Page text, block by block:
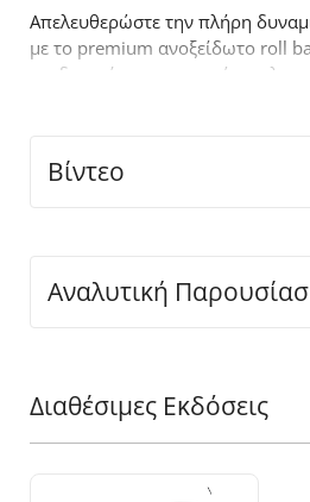
Απελευθερώστε την πλήρη
με το premium ανοξείδωτο roll
σχεδιασμένο για αντοχή, στυλ
Βασικά χαρακτηριστικά:
mm για να αντέχει σε δύσκολες
προσφέροντας παράλληλα μια
σχεδιασμός, προσαρμόζεται
της καρότσας του οχήματος σας,
άψογη και ασφαλή εγκατάσταση.
Βίντεο
Αναλυτική
Διαθέσιμες Εκδόσεις